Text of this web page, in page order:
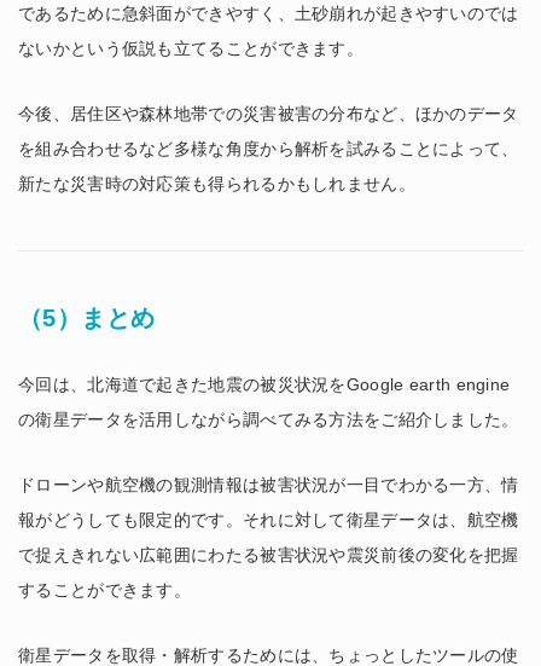
であるために急斜面ができやすく、土砂崩れが起きやすいのでは
ないかという仮説も立てることができます。
今後、居住区や森林地帯での災害被害の分布など、ほかのデータ
を組み合わせるなど多様な角度から解析を試みることによって、
新たな災害時の対応策も得られるかもしれません。
（5）まとめ
今回は、北海道で起きた地震の被災状況をGoogle earth engine
の衛星データを活用しながら調べてみる方法をご紹介しました。
ドローンや航空機の観測情報は被害状況が一目でわかる一方、情
報がどうしても限定的です。それに対して衛星データは、航空機
で捉えきれない広範囲にわたる被害状況や震災前後の変化を把握
することができます。
衛星データを取得・解析するためには、ちょっとしたツールの使